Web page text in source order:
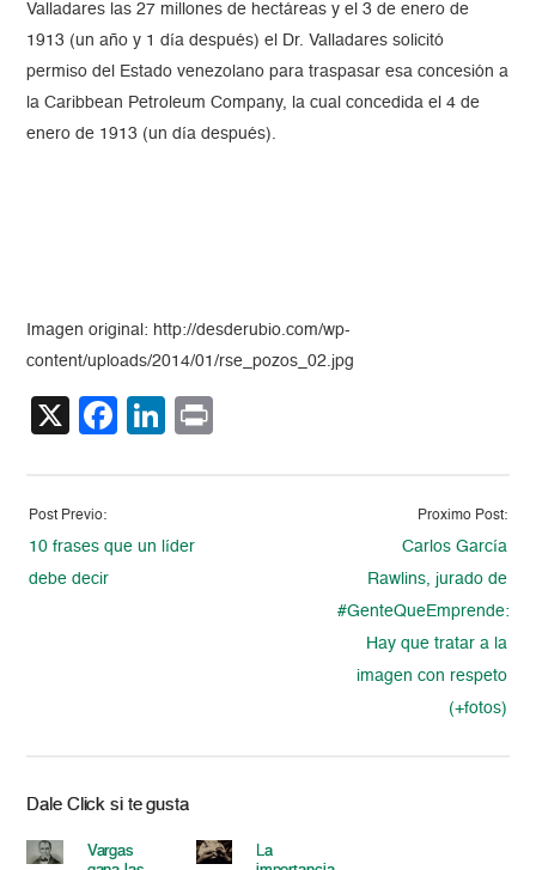
Valladares las 27 millones de hectáreas y el 3 de enero de
1913 (un año y 1 día después) el Dr. Valladares solicitó
permiso del Estado venezolano para traspasar esa concesión a
la Caribbean Petroleum Company, la cual concedida el 4 de
enero de 1913 (un día después).
Imagen original: http://desderubio.com/wp-
content/uploads/2014/01/rse_pozos_02.jpg
X Facebook
LinkedIn
Post Previo:
10 frases que un líder
debe decir
Proximo Post:
Carlos García
Rawlins, jurado de
#GenteQueEmprende:
Hay que tratar a la
imagen con respeto
(+fotos)
Dale Click si te gusta
Vargas
La